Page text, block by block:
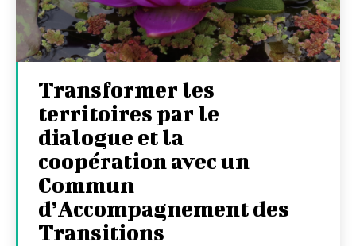
Transformer les
territoires par le
dialogue et la
coopération avec un
Commun
d’Accompagnement des
Transitions